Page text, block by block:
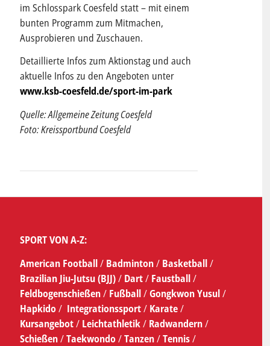
im Schlosspark Coesfeld statt – mit einem
bunten Programm zum Mitmachen,
Ausprobieren und Zuschauen.
Detaillierte Infos zum Aktionstag und auch
aktuelle Infos zu den Angeboten unter
www.ksb-coesfeld.de/sport-im-park
Quelle: Allgemeine Zeitung Coesfeld
Foto: Kreissportbund Coesfeld
SPORT VON A-Z:
American Football/ Badminton/ Basketball/
Brazilian Jiu-Jutsu (BJJ)/ Dart/ Faustball/
Feldbogenschießen/ Fußball/Gongkwon Yusul/
Hapkido/ Integrationssport/ Karate/
Kursangebot/Leichtathletik/ Radwandern/
Schießen/Taekwondo/Tanzen/Tennis/